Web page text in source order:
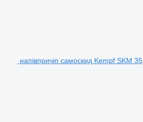
напівпричіп самоскид Kempf SKM 35